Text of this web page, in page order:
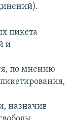
пикета
и
по мнению
пикетирования,
назначив